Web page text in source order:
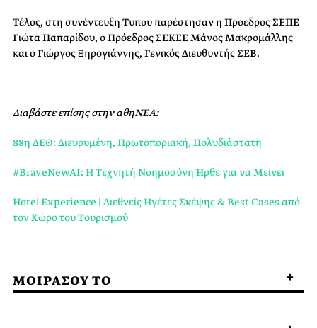
Τέλος, στη συνέντευξη Τύπου παρέστησαν η Πρόεδρος ΣΕΠΕ
Γιώτα Παπαρίδου, ο Πρόεδρος ΣΕΚΕΕ Μάνος Μακρομάλλης
και ο Γιώργος Ξηρογιάννης, Γενικός Διευθυντής ΣΕΒ.
Διαβάστε επίσης στην αθηΝΕΑ:
88η ΔΕΘ: Διευρυμένη, Πρωτοποριακή, Πολυδιάστατη
#BraveNewAI: Η Tεχνητή Nοημοσύνη Ήρθε για να Μείνει
Hotel Experience | Διεθνείς Ηγέτες Σκέψης & Best Cases από
τον Xώρο του Tουρισμού
ΜΟΙΡΑΣΟΥ ΤΟ